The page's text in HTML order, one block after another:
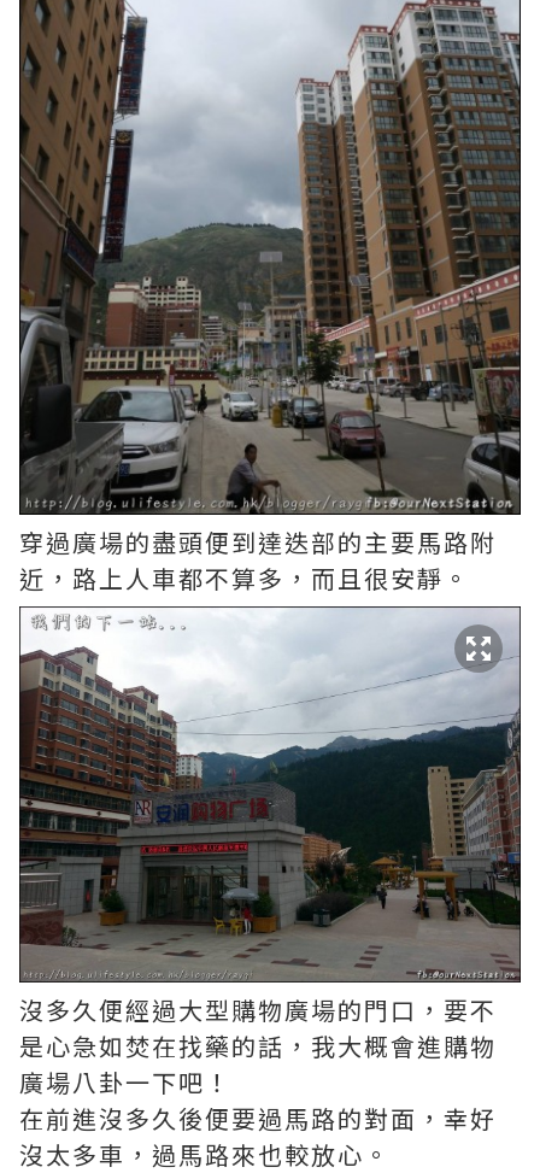
穿過廣場的盡頭便到達迭部的主要馬路附
近，路上人車都不算多，而且很安靜。
沒多久便經過大型購物廣場的門口，要不
是心急如焚在找藥的話，我大概會進購物
廣場八卦一下吧！
在前進沒多久後便要過馬路的對面，幸好
沒太多車，過馬路來也較放心。